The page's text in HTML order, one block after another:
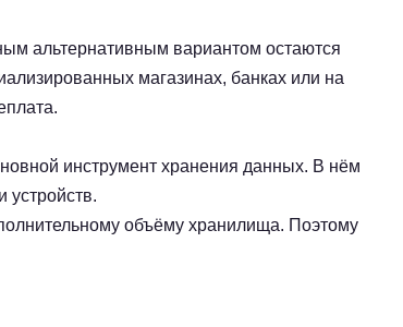
альтернативным вариантом остаются
магазинах, банках или на
инструмент хранения данных. В нём
устройств.
объёму хранилища. Поэтому